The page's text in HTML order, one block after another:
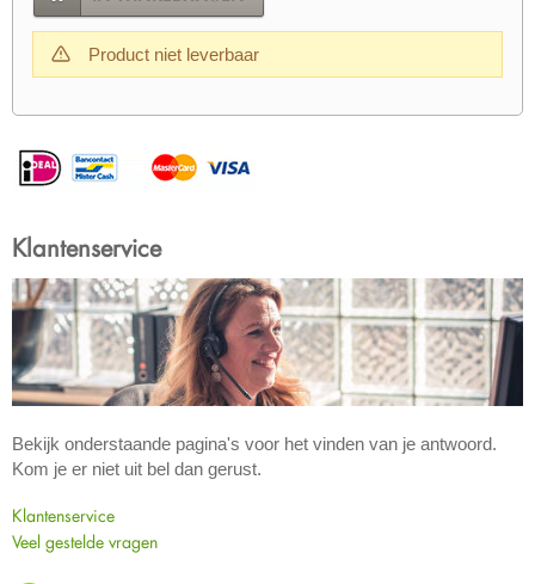
Product niet leverbaar
Klantenservice
Bekijk onderstaande pagina's voor het vinden van je antwoord.
Kom je er niet uit bel dan gerust.
Klantenservice
Veel gestelde vragen